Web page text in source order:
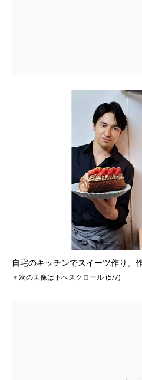
自宅のキッチンでスイーツ作り。
▼次の画像は下へスクロール (5/7)